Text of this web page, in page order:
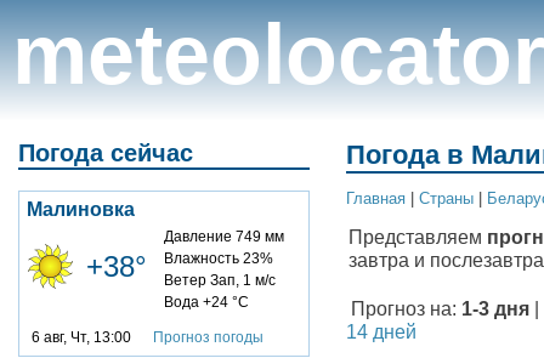
meteolocator
Погода сейчас
Малиновка
+38°
Давление 749 мм
Влажность 23%
Ветер Зап, 1 м/с
Вода +24 °C
6 авг, Чт, 13:00 Прогноз погоды
Погода в
Главная Cтраны
Представляем
завтра и
Прогноз на: 1-3 дня
14 дней